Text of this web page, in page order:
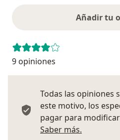
Añadir tu
9 opiniones
Todas las opiniones
este motivo, los
pagar para
Saber más.